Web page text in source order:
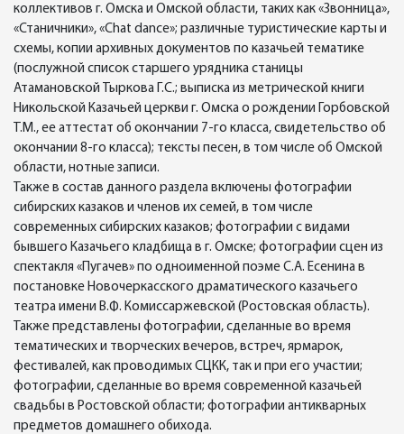
коллективов г. Омска и Омской области, таких как «Звонница»,
«Станичники», «Chat dance»; различные туристические карты и
схемы, копии архивных документов по казачьей тематике
(послужной список старшего урядника станицы
Атамановской Тыркова Г.С.; выписка из метрической книги
Никольской Казачьей церкви г. Омска о рождении Горбовской
Т.М., ее аттестат об окончании 7-го класса, свидетельство об
окончании 8-го класса); тексты песен, в том числе об Омской
области, нотные записи.
Также в состав данного раздела включены фотографии
сибирских казаков и членов их семей, в том числе
современных сибирских казаков; фотографии с видами
бывшего Казачьего кладбища в г. Омске; фотографии сцен из
спектакля «Пугачев» по одноименной поэме С.А. Есенина в
постановке Новочеркасского драматического казачьего
театра имени В.Ф. Комиссаржевской (Ростовская область).
Также представлены фотографии, сделанные во время
тематических и творческих вечеров, встреч, ярмарок,
фестивалей, как проводимых СЦКК, так и при его участии;
фотографии, сделанные во время современной казачьей
свадьбы в Ростовской области; фотографии антикварных
предметов домашнего обихода.